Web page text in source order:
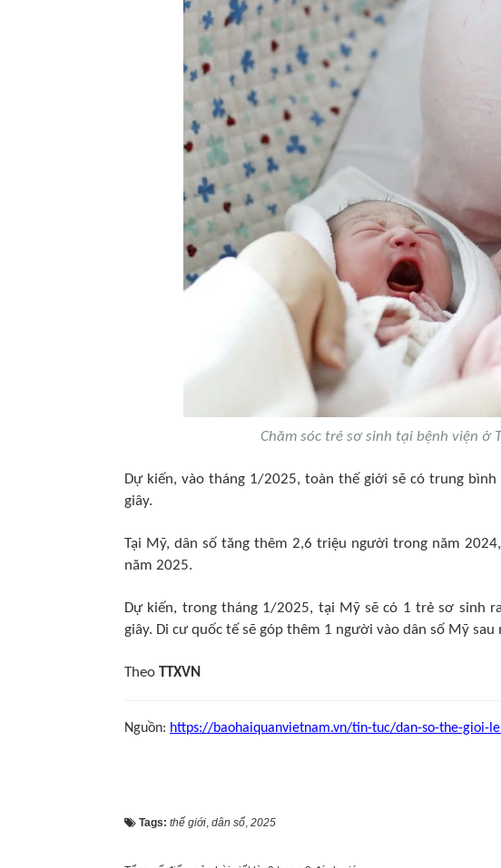
Chăm sóc trẻ sơ sinh tại bệnh viện ở
Dự kiến, vào tháng 1/2025, toàn thế giới sẽ có trung
giây.
Tại Mỹ, dân số tăng thêm 2,6 triệu người trong năm
năm 2025.
Dự kiến, trong tháng 1/2025, tại Mỹ sẽ có 1 trẻ sơ sinh
giây. Di cư quốc tế sẽ góp thêm 1 người vào dân số Mỹ sau
Theo TTXVN
Nguồn: https://baohaiquanvietnam.vn/tin-tuc/dan-so-the-gioi-
Tags: thế giới, dân số, 2025